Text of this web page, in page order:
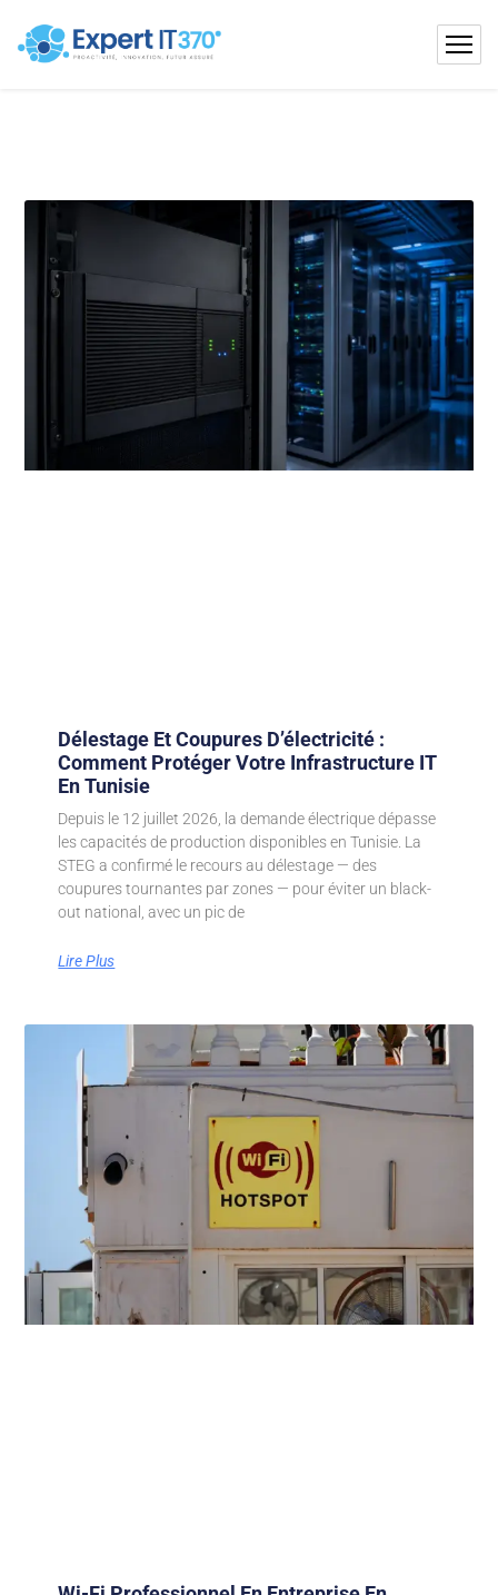
Délestage Et Coupures D’électricité :
Comment Protéger Votre Infrastructure IT
En Tunisie
Depuis le 12 juillet 2026, la demande électrique dépasse
les capacités de production disponibles en Tunisie. La
STEG a confirmé le recours au délestage — des
coupures tournantes par zones — pour éviter un black-
out national, avec un pic de
Lire Plus